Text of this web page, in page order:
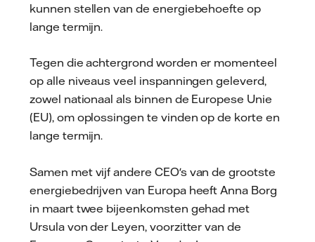
kunnen stellen van de energiebehoefte op
lange termijn.
Tegen die achtergrond worden er momenteel
op alle niveaus veel inspanningen geleverd,
zowel nationaal als binnen de Europese Unie
(EU), om oplossingen te vinden op de korte en
lange termijn.
Samen met vijf andere CEO's van de grootste
energiebedrijven van Europa heeft Anna Borg
in maart twee bijeenkomsten gehad met
Ursula von der Leyen, voorzitter van de